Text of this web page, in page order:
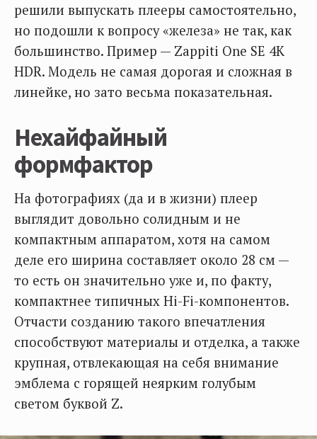
решили выпускать плееры самостоятельно,
но подошли к вопросу «железа» не так, как
большинство. Пример — Zappiti One SE 4K
HDR. Модель не самая дорогая и сложная в
линейке, но зато весьма показательная.
Нехайфайный
формфактор
На фотографиях (да и в жизни) плеер
выглядит довольно солидным и не
компактным аппаратом, хотя на самом
деле его ширина составляет около 28 см —
то есть он значительно уже и, по факту,
компактнее типичных Hi-Fi-компонентов.
Отчасти созданию такого впечатления
способствуют материалы и отделка, а также
крупная, отвлекающая на себя внимание
эмблема с горящей неярким голубым
светом буквой Z.